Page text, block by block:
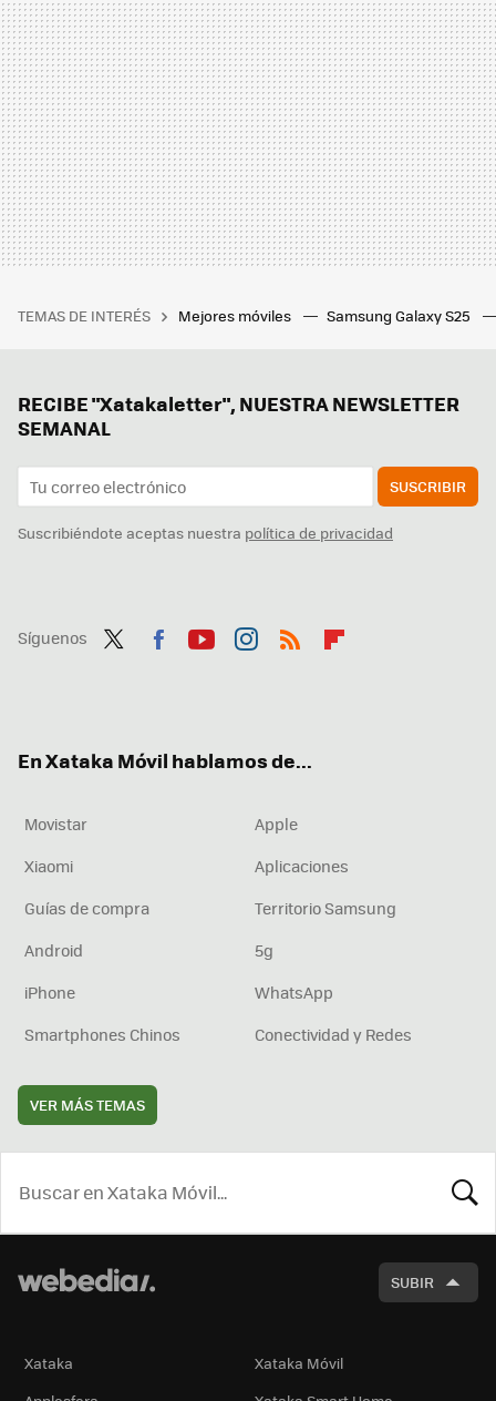
TEMAS DE INTERÉS Mejores móviles Samsung Galaxy S25
RECIBE "Xatakaletter", NUESTRA NEWSLETTER
SEMANAL
SUSCRIBIR
Suscribiéndote aceptas nuestra política de privacidad
Síguenos
En Xataka Móvil hablamos de...
Movistar
Apple
Xiaomi
Aplicaciones
Guías de compra
Territorio Samsung
Android
5g
iPhone
WhatsApp
Smartphones Chinos
Conectividad y Redes
VER MÁS TEMAS
SUBIR
Xataka
Xataka Móvil